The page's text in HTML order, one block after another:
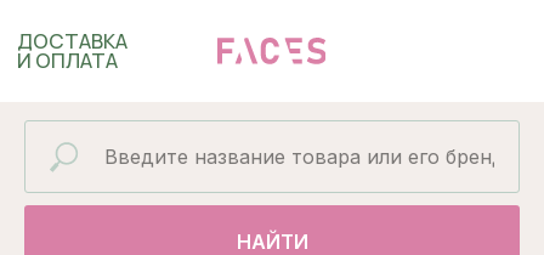
И ОПЛАТА
НАЙТИ